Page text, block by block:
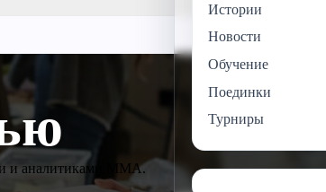
и аналитиками MMA.
Истории
Новости
Обучение
Поединки
Турниры